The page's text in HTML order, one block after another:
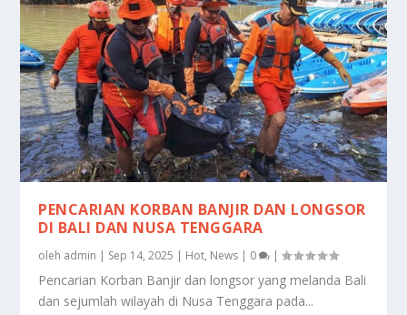
PENCARIAN KORBAN BANJIR DAN LONGSOR
DI BALI DAN NUSA TENGGARA
oleh admin | Sep 14, 2025 | Hot, News | 0 |
Pencarian Korban Banjir dan longsor yang melanda Bali
dan sejumlah wilayah di Nusa Tenggara pada...